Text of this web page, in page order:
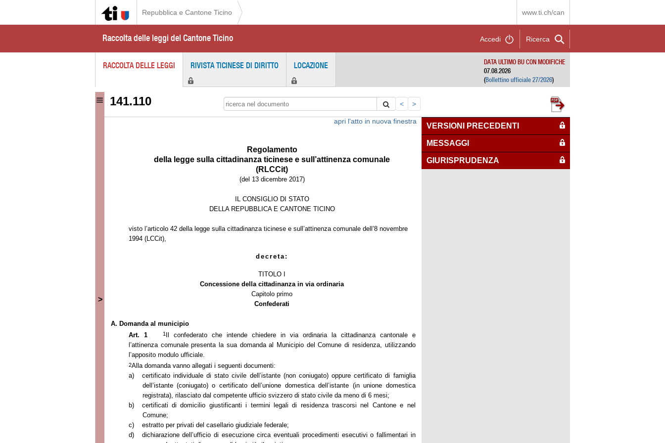
Repubblica e Cantone Ticino www.ti.ch/can
Raccolta delle leggi del Cantone Ticino Ricerca
Accedi
RACCOLTA DELLE LEGGI RIVISTA TICINESE DI DIRITTO LOCAZIONE
DATA ULTIMO BU CON MODIFICHE
07.08.2026
(Bollettino ufficiale 27/2026)
>
141.110 < >
apri l'atto in nuova finestra
Regolamento
della legge sulla cittadinanza ticinese e sull’attinenza comunale
(RLCCit)
(del 13 dicembre 2017)
IL CONSIGLIO DI STATO
DELLA REPUBBLICA E CANTONE TICINO
visto l’articolo 42 della legge sulla cittadinanza ticinese e sull’attinenza comunale dell’8 novembre
1994 (LCCit),
decreta:
TITOLO I
Concessione della cittadinanza in via ordinaria
Capitolo primo
Confederati
A. Domanda al municipio
Art. 1
1 Il confederato che intende chiedere in via ordinaria la cittadinanza cantonale e
l’attinenza comunale presenta la sua domanda al Municipio del Comune di residenza, utilizzando
l’apposito modulo ufficiale.
2Alla domanda vanno allegati i seguenti documenti:
a)
certificato individuale di stato civile dell’istante (non coniugato) oppure certificato di famiglia
dell’istante (coniugato) o certificato dell’unione domestica dell’istante (in unione domestica
registrata), rilasciato dal competente ufficio svizzero di stato civile da meno di 6 mesi;
b)
certificati di domicilio giustificanti i termini legali di residenza trascorsi nel Cantone e nel
Comune;
c)
estratto per privati del casellario giudiziale federale;
d)
dichiarazione dell’ufficio di esecuzione circa eventuali procedimenti esecutivi o fallimentari in
VERSIONI PRECEDENTI
MESSAGGI
GIURISPRUDENZA